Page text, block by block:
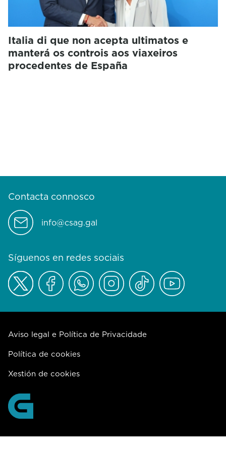
Italia di que non acepta ultimatos e
manterá os controis aos viaxeiros
procedentes de España
Contacta connosco
info@csag.gal
Síguenos en redes sociais
Aviso legal e Política de Privacidade
Política de cookies
Xestión de cookies